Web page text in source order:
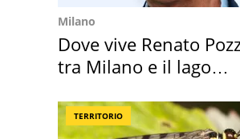
Milano
Dove vive Renato
tra Milano e il lago
TERRITORIO